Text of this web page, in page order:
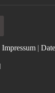
Impressum|